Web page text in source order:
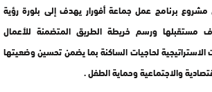
مشروع برنامج عمل جماعة أفورار يهدف إلى بلورة رؤية
مستقبلها ورسم خريطة الطريق المتضمنة للأعمال
الاستراتيجية لحاجيات الساكنة بما يضمن تحسين وضعيتها
والاجتماعية وحماية الطفل .